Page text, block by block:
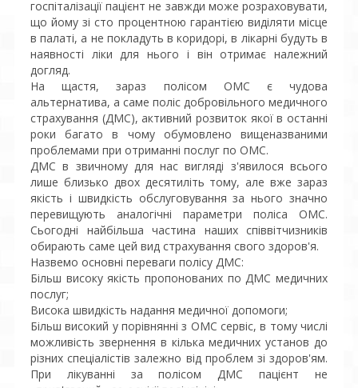
госпіталізації пацієнт не завжди може розраховувати,
що йому зі сто процентною гарантією виділяти місце
в палаті, а не покладуть в коридорі, в лікарні будуть в
наявності ліки для нього і він отримає належний
догляд.
На щастя, зараз полісом ОМС є чудова
альтернатива, а саме поліс добровільного медичного
страхування (ДМС), активний розвиток якої в останні
роки багато в чому обумовлено вищеназваними
проблемами при отриманні послуг по ОМС.
ДМС в звичному для нас вигляді з'явилося всього
лише близько двох десятиліть тому, але вже зараз
якість і швидкість обслуговування за нього значно
перевищують аналогічні параметри поліса ОМС.
Сьогодні найбільша частина наших співвітчизників
обирають саме цей вид страхування свого здоров'я.
Назвемо основні переваги полісу ДМС:
Більш високу якість пропонованих по ДМС медичних
послуг;
Висока швидкість надання медичної допомоги;
Більш високий у порівнянні з ОМС сервіс, в тому числі
можливість звернення в кілька медичних установ до
різних спеціалістів залежно від проблем зі здоров'ям.
При лікуванні за полісом ДМС пацієнт не